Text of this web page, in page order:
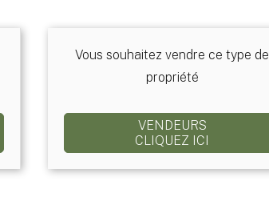
Vous souhaitez vendre ce type de
propriété
VENDEURS
CLIQUEZ ICI